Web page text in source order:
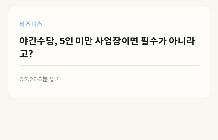
비즈니스
야간수당, 5인 미만 사업장이면 필수가 아니라
고?
02.25·5분 읽기